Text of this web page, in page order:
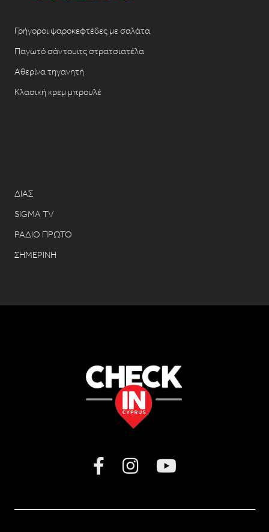
Γρήγοροι ψαροκεφτέδες με σαλάτα
Παγωτό σάντουιτς στρατσιατέλα
Αθερίνα τηγανητή
Κλασική κρεμ μπρουλέ
ΔΙΑΣ
SIGMA TV
ΡΑΔΙΟ ΠΡΩΤΟ
ΣΗΜΕΡΙΝΗ